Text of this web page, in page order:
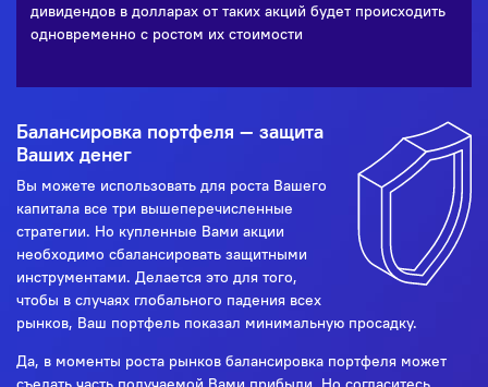
дивидендов в долларах от таких акций будет происходить
одновременно с ростом их стоимости
Балансировка портфеля — защита
Ваших денег
Вы можете использовать для роста Вашего
капитала все три вышеперечисленные
стратегии. Но купленные Вами акции
необходимо сбалансировать защитными
инструментами. Делается это для того,
чтобы в случаях глобального падения всех
рынков, Ваш портфель показал минимальную просадку.
Да, в моменты роста рынков балансировка портфеля может